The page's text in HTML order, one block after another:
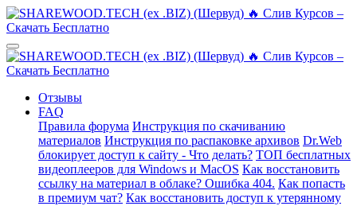
Отзывы
FAQ
Правила форума Инструкция по скачиванию
материалов Инструкция по распаковке архивов Dr.Web
блокирует доступ к сайту - Что делать? ТОП бесплатных
видеоплееров для Windows и MacOS Как восстановить
ссылку на материал в облаке? Ошибка 404. Как попасть
в премиум чат? Как восстановить доступ к утерянному